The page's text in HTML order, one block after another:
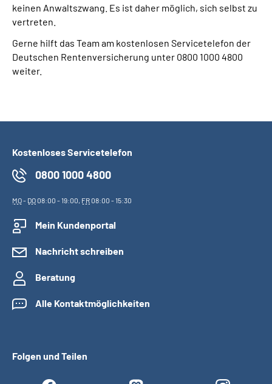
keinen Anwaltszwang. Es ist daher möglich, sich selbst zu
vertreten.
Gerne hilft das Team am kostenlosen Servicetelefon der
Deutschen Rentenversicherung unter 0800 1000 4800
weiter.
Kostenloses Servicetelefon
0800 1000 4800
MO- DO08:00 - 19:00, FR08:00 - 15:30
Mein Kundenportal
Nachricht schreiben
Beratung
Alle Kontaktmöglichkeiten
Folgen und Teilen